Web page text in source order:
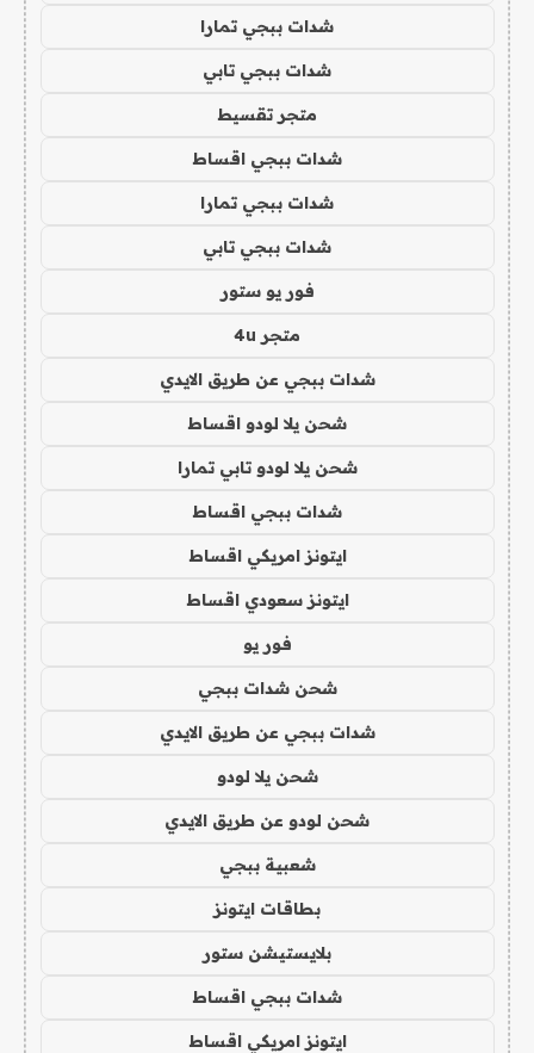
شدات ببجي تمارا
شدات ببجي تابي
متجر تقسيط
شدات ببجي اقساط
شدات ببجي تمارا
شدات ببجي تابي
فور يو ستور
متجر 4u
شدات ببجي عن طريق الايدي
شحن يلا لودو اقساط
شحن يلا لودو تابي تمارا
شدات ببجي اقساط
ايتونز امريكي اقساط
ايتونز سعودي اقساط
فور يو
شحن شدات ببجي
شدات ببجي عن طريق الايدي
شحن يلا لودو
شحن لودو عن طريق الايدي
شعبية ببجي
بطاقات ايتونز
بلايستيشن ستور
شدات ببجي اقساط
ايتونز امريكي اقساط